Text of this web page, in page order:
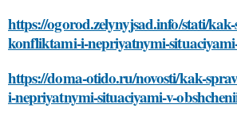
https://ogorod.zelynyjsad.info/stati/
konfliktami-i-nepriyatnymi-
https://doma-otido.ru/novosti/kak-
i-nepriyatnymi-situaciyami-v-